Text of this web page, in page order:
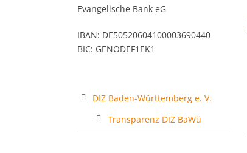
Evangelische Bank eG
IBAN: DE50520604100003690440
BIC: GENODEF1EK1
DIZ Baden-Württemberg e. V.
Transparenz DIZ BaWü